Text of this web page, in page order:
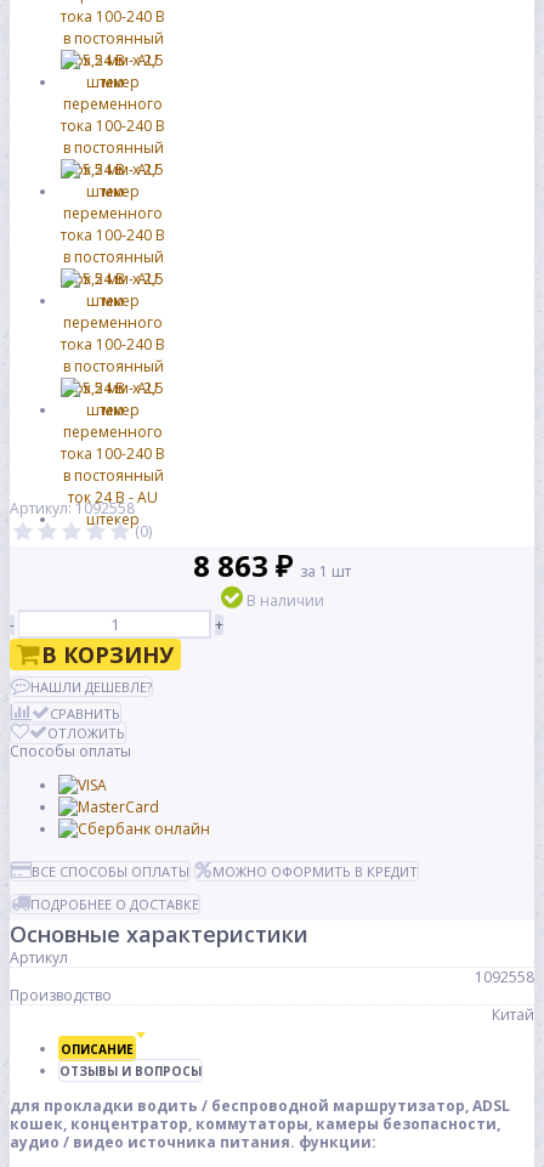
Артикул: 1092558
(0)
8 863 ₽ за 1 шт
В наличии
-
+
В КОРЗИНУ
НАШЛИ ДЕШЕВЛЕ?
СРАВНИТЬ
ОТЛОЖИТЬ
Способы оплаты
ВСЕ СПОСОБЫ ОПЛАТЫ
МОЖНО ОФОРМИТЬ В КРЕДИТ
ПОДРОБНЕЕ О ДОСТАВКЕ
Основные характеристики
Артикул
1092558
Производство
Китай
ОПИСАНИЕ
ОТЗЫВЫ И ВОПРОСЫ
для прокладки водить / беспроводной маршрутизатор, ADSL
кошек, концентратор, коммутаторы, камеры безопасности,
аудио / видео источника питания. функции: